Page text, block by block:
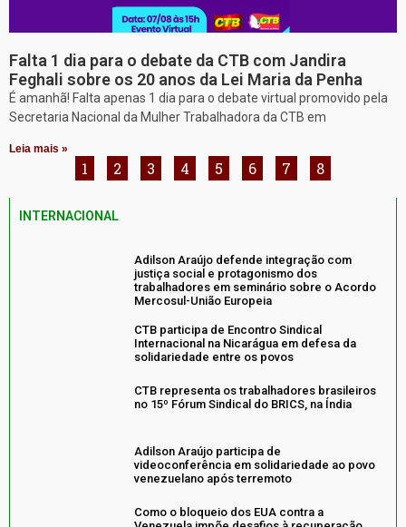
Falta 1 dia para o debate da CTB com Jandira
Feghali sobre os 20 anos da Lei Maria da Penha
É amanhã! Falta apenas 1 dia para o debate virtual promovido pela
Secretaria Nacional da Mulher Trabalhadora da CTB em
Leia mais »
1 2 3 4 5 6 7 8
INTERNACIONAL
Adilson Araújo defende integração com
justiça social e protagonismo dos
trabalhadores em seminário sobre o Acordo
Mercosul-União Europeia
CTB participa de Encontro Sindical
Internacional na Nicarágua em defesa da
solidariedade entre os povos
CTB representa os trabalhadores brasileiros
no 15º Fórum Sindical do BRICS, na Índia
Adilson Araújo participa de
videoconferência em solidariedade ao povo
venezuelano após terremoto
Como o bloqueio dos EUA contra a